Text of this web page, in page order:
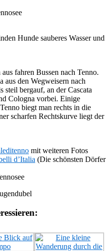
Hunde sauberes Wasser und
fahren Bussen nach Tenno.
den Wegweisern nach
bergauf, an der Cascata
Cologna vorbei. Einige
biegt man rechts in die
scharfen Rechtskurve liegt der
mit weiteren Fotos
d’Italia (Die schönsten Dörfer